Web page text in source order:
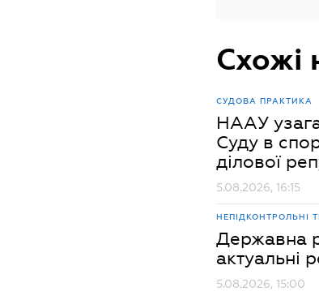
Схожі
СУДОВА ПРАКТИКА
НААУ
Суду в
ділової
5.08.2026, 16:15
НЕПІДКОНТРОЛЬНІ
Державна
актуальні
5.08.2026, 15:00